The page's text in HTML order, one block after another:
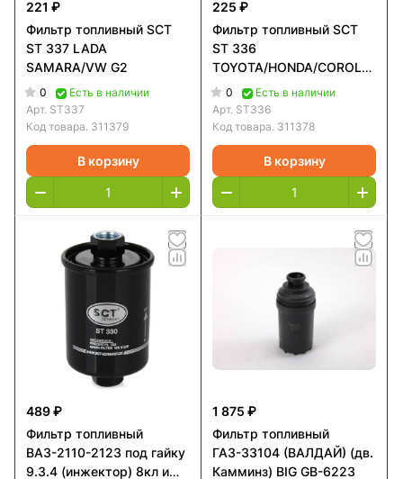
221 ₽
Фильтр топливный SCT
ST 337 LADA
SAMARA/VW G2
0
Есть в наличии
Арт. ST337
Код товара. 311379
В корзину
225 ₽
Фильтр топливный SCT
ST 336
TOYOTA/HONDA/COROLLA/
89/LADA SAMARA/VW G2
0
Есть в наличии
Арт. ST336
Код товара. 311378
В корзину
489 ₽
Фильтр топливный
ВАЗ-2110-2123 под гайку
9.3.4 (инжектор) 8кл и
1 875 ₽
Фильтр топливный
ГАЗ-33104 (ВАЛДАЙ) (дв.
Камминз) BIG GB-6223